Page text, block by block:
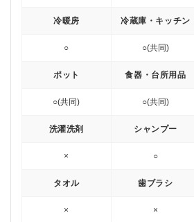
冷暖房
○
冷蔵庫・キッチン
○(共同)
ポット
○(共同)
食器・台所用品
○(共同)
洗濯洗剤
×
シャンプー
○
タオル
×
歯ブラシ
×